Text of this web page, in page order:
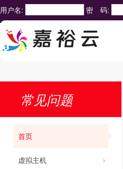
用户名: 密 码:
常见问题
首页
虚拟主机